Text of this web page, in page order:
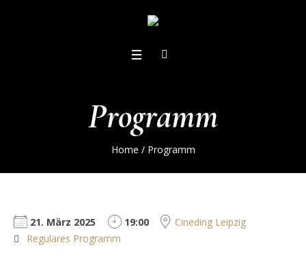
Programm
Home / Programm
21. März 2025 19:00
Cineding Leipzig
Reguläres Programm